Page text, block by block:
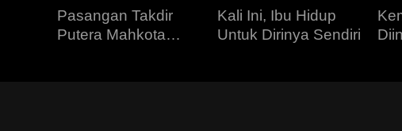
Pasangan Takdir
Putera Mahkota
Kali Ini, Ibu Hidup
Untuk Dirinya Sendiri